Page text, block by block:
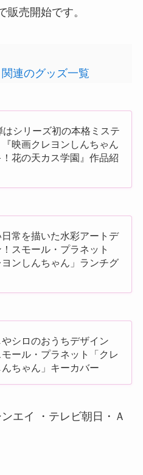
販売開始です。
関連のグッズ一覧
はシリーズ初の本格ミステ
『映画クレヨンしんちゃん
花の天カス学園』作品紹
常を描いた水彩アートデ
スモール・プラネット
ヨンしんちゃん」ランチグ
シロのおうちデザイン
モール・プラネット「クレ
んちゃん」キーカバー
エイ ・テレビ朝日・Ａ